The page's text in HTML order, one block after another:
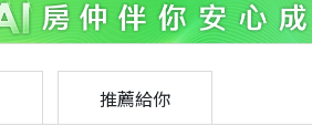
推薦給你